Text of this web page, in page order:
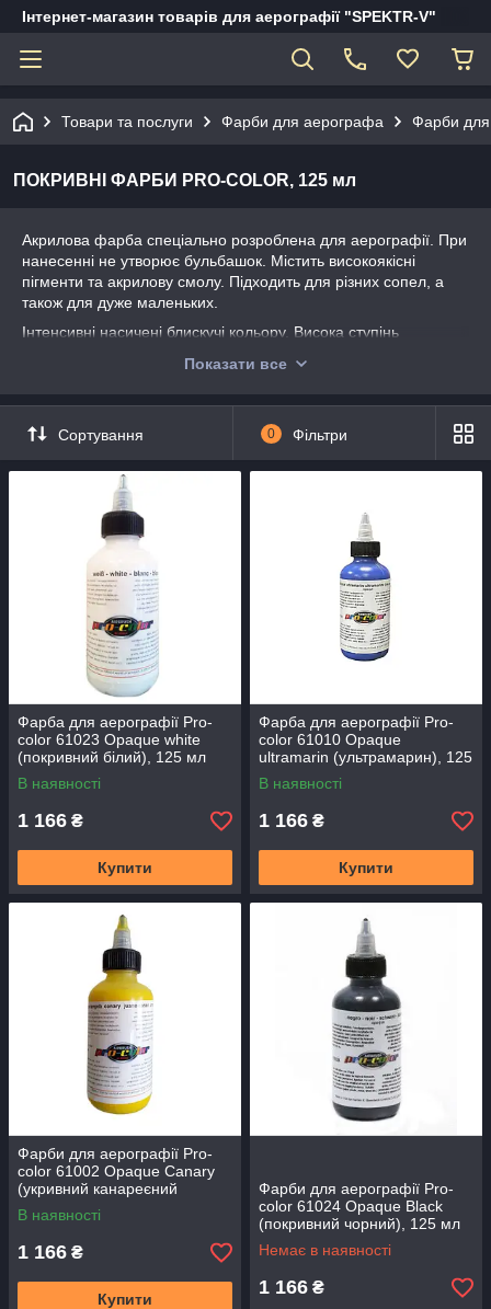
Інтернет-магазин товарів для аерографії "SPEKTR-V"
Товари та послуги Фарби для аерографа Фарби для
ПОКРИВНІ ФАРБИ PRO-COLOR, 125 мл
Акрилова фарба спеціально розроблена для аерографії. При
нанесенні не утворює бульбашок. Містить високоякісні
пігменти та акрилову смолу. Підходить для різних сопел, а
також для дуже маленьких.
Інтенсивні насичені блискучі кольору. Висока ступінь
Використовується для ілюстрування, в моделізму, малюнка
Показати все
Сортування 0 Фільтри
Фарба для аерографії Pro-
color 61023 Opaque white
(покривний білий), 125 мл
В наявності
1 166 ₴
Купити
Фарба для аерографії Pro-
color 61010 Opaque
ultramarin (ультрамарин), 125
мл
В наявності
1 166 ₴
Купити
Фарби для аерографії Pro-
color 61002 Opaque Canary
(укривний канареєний
жовтий), 125 мл
В наявності
1 166 ₴
Купити
Фарби для аерографії Pro-
color 61024 Opaque Black
(покривний чорний), 125 мл
Немає в наявності
1 166 ₴